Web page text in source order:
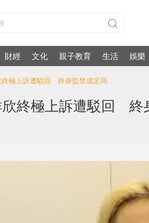
財經 文化 親子教育 生活 娛樂
極上訴遭駁回 終身監禁成定局
終極上訴遭駁回 終